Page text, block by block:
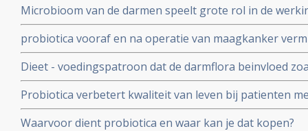
chronische schade toebrengen
Microbioom van de darmen speelt grote rol in de
immuunsysteem. Verbeteren van het microbioom kan
verschillende vormen van kanker
probiotica vooraf en na operatie van maagkanker
herstelt darmflora sneller en beter in vergelijking met
Dieet - voedingspatroon dat de darmflora beinvloed
invloed op aanslaan van immuuntherapie met anti-PD
Probiotica verbetert kwaliteit van leven bij patienten
prikkelbare darm
Waarvoor dient probiotica en waar kan je dat kopen?